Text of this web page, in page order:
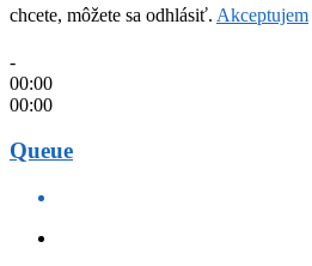
chcete, môžete sa odhlásiť. Akceptujem
-
00:00
00:00
Queue